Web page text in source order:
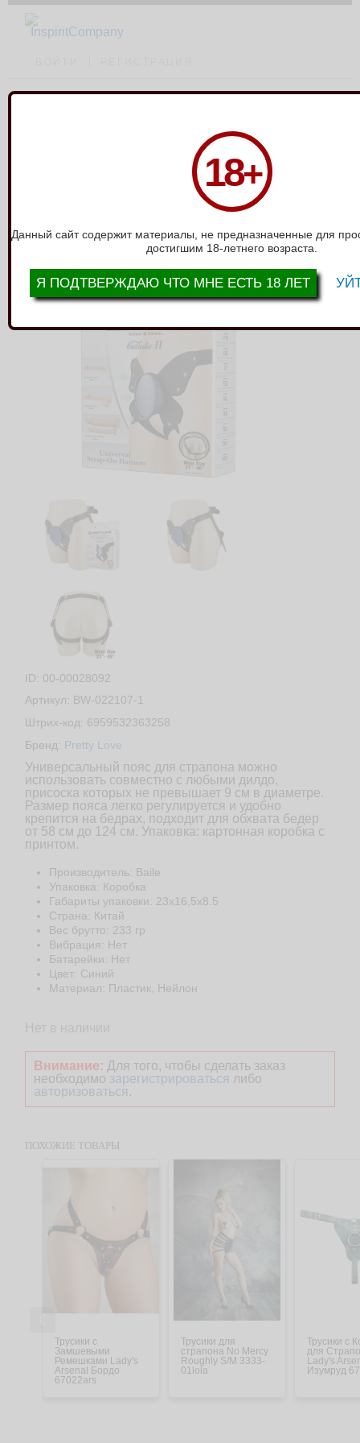
18+
Данный сайт содержит материалы, не предназначенные для
достигшим 18-летнего возраста.
Я ПОДТВЕРЖДАЮ ЧТО МНЕ ЕСТЬ 18 ЛЕТ
Универсальный пояс для страпона бабочка
УНИВЕРСАЛЬНЫЙ ПОЯС ДЛЯ
СТРАПОНА БАБОЧКА BW-022107-1
ID: 00-00028092
Артикул: BW-022107-1
Штрих-код: 6959532363258
Бренд:
Pretty Love
Универсальный пояс для страпона можно
использовать совместно с любыми дилдо,
присоска которых не превышает 9 см в диаметре.
Размер пояса легко регулируется и удобно
крепится на бедрах, подходит для обхвата бедер
от 58 см до 124 см. Упаковка: картонная коробка с
принтом.
Производитель: Baile
Упаковка: Коробка
Габариты упаковки: 23x16,5x8.5
Страна: Китай
Веc брутто: 233 гр
Вибрация: Нет
Батарейки: Нет
Цвет: Синий
Материал: Пластик, Нейлон
Внимание: Для того, чтобы сделать заказ
необходимо зарегистрироваться либо
авторизоваться .
ПОХОЖИЕ ТОВАРЫ
Трусики с
Замшевыми
Ремешками Lady's
Arsenal Бордо
67022ars
Трусики для
страпона No Mercy
Roughly S/M 3333-
01lola
Трусики с
для
Lady's
Изумруд